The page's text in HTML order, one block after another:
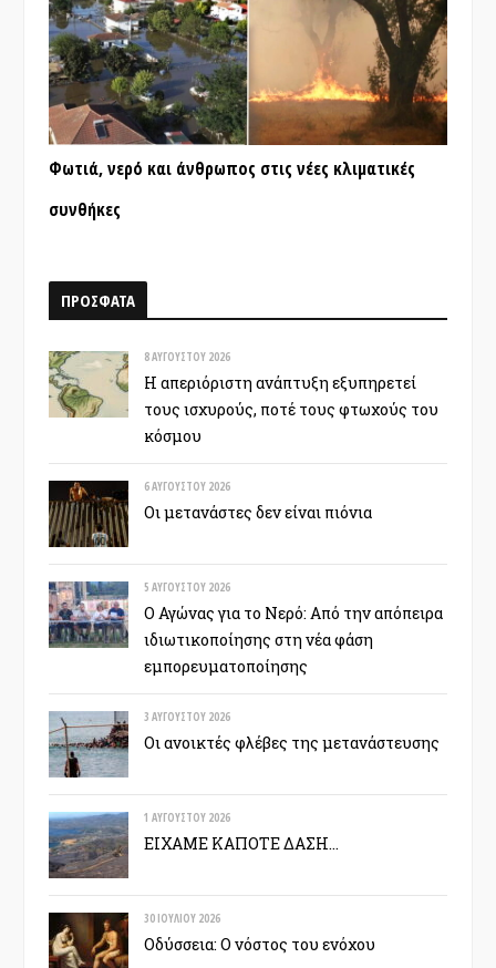
Φωτιά, νερό και άνθρωπος στις νέες κλιματικές
συνθήκες
ΠΡΟΣΦΑΤΑ
8 ΑΥΓΟΎΣΤΟΥ 2026
Η απεριόριστη ανάπτυξη εξυπηρετεί
τους ισχυρούς, ποτέ τους φτωχούς του
κόσμου
6 ΑΥΓΟΎΣΤΟΥ 2026
Οι μετανάστες δεν είναι πιόνια
5 ΑΥΓΟΎΣΤΟΥ 2026
Ο Αγώνας για το Νερό: Από την απόπειρα
ιδιωτικοποίησης στη νέα φάση
εμπορευματοποίησης
3 ΑΥΓΟΎΣΤΟΥ 2026
Οι ανοικτές φλέβες της μετανάστευσης
1 ΑΥΓΟΎΣΤΟΥ 2026
ΕΙΧΑΜΕ ΚΑΠΟΤΕ ΔΑΣΗ…
30 ΙΟΥΛΊΟΥ 2026
Οδύσσεια: Ο νόστος του ενόχου